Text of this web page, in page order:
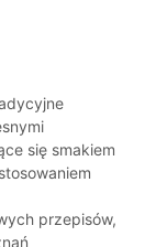
się smakiem
przepisów,